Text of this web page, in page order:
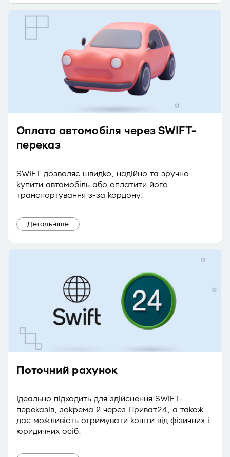
Оплата автомобіля через SWIFT-
переказ
SWIFT дозволяє швидко, надійно та зручно
купити автомобіль або оплатити його
транспортування з-за кордону.
Детальніше
Поточний рахунок
Ідеально підходить для здійснення SWIFT-
переказів, зокрема й через Приват24, а також
дає можливість отримувати кошти від фізичних і
юридичних осіб.